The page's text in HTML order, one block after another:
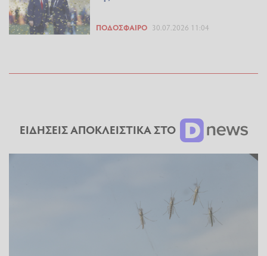
ΠΟΔΌΣΦΑΙΡΟ 30.07.2026 11:04
ΕΙΔΗΣΕΙΣ ΑΠΟΚΛΕΙΣΤΙΚΑ ΣΤΟ